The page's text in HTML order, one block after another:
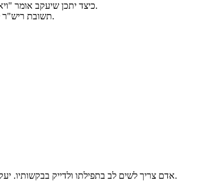
כיצד יתכן שיעקב אומר "ויאמר אכן יש ה' במקום הזה ואני לא ידעתי" האם יעקב לא יודע שיש אלוקים? האם יעקב חושב שאלוקים נמצא רק במקום אחד והרי ידוע שאלוקים נמצא בכל מקום.
תשובת ריש"ר לקושי: יעקב יודע שאלוקים נמצא בכל מקום אבל ישנן מקומות שאלוקים בוחר לגלות ולהראות בצורה ברורה יותר את שכינתו לבני האדם וזה המקום הוא אחד מהם.
אדם צריך לשים לב בתפילתו ולדייק בבקשותיו. יעקב יכול לבקש אוכל ובגדים אבל דייק וביקש אוכל לאכול ובגד ללבוש. לא כל המאכלים ניתן וראוי לאכול אותם ולא כל הבגדים נעימים, נוחים ומתאימים ללבוש אותם.